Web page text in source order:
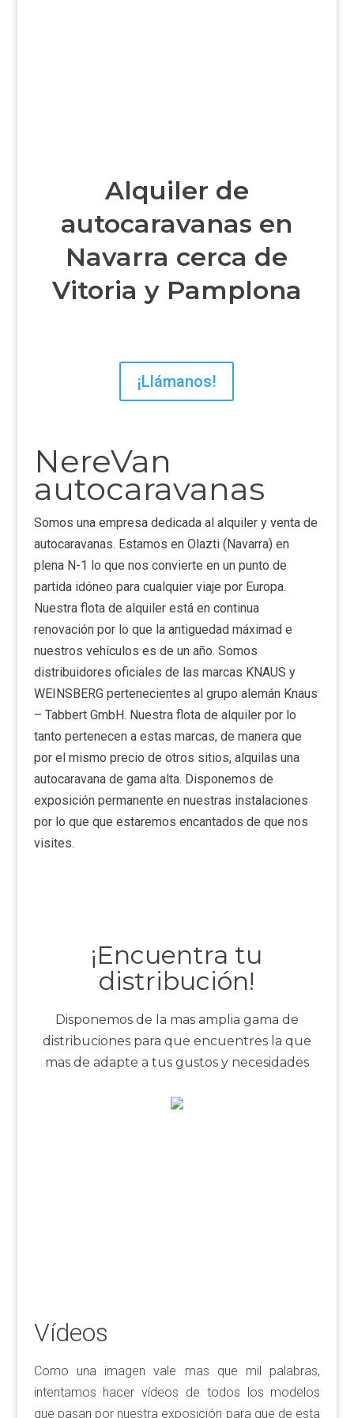
Alquiler de
autocaravanas en
Navarra cerca de
Vitoria y Pamplona
¡Llámanos!
NereVan
autocaravanas
Somos una empresa dedicada al alquiler y venta de
autocaravanas. Estamos en Olazti (Navarra) en
plena N-1 lo que nos convierte en un punto de
partida idóneo para cualquier viaje por Europa.
Nuestra flota de alquiler está en continua
renovación por lo que la antiguedad máximad e
nuestros vehículos es de un año. Somos
distribuidores oficiales de las marcas KNAUS y
WEINSBERG pertenecientes al grupo alemán Knaus
– Tabbert GmbH. Nuestra flota de alquiler por lo
tanto pertenecen a estas marcas, de manera que
por el mismo precio de otros sitios, alquilas una
autocaravana de gama alta. Disponemos de
exposición permanente en nuestras instalaciones
por lo que que estaremos encantados de que nos
visites.
¡Encuentra tu
distribución!
Disponemos de la mas amplia gama de
distribuciones para que encuentres la que
mas de adapte a tus gustos y necesidades
Vídeos
Como una imagen vale mas que mil palabras,
intentamos hacer vídeos de todos los modelos
que pasan por nuestra exposición para que de esta